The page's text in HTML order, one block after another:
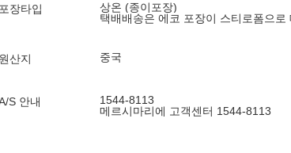
포장타입
상온 (종이포장)
택배배송은 에코 포장이 스티로폼으로
원산지 중국
S 안내
1544-8113
메르시마리에 고객센터 1544-8113